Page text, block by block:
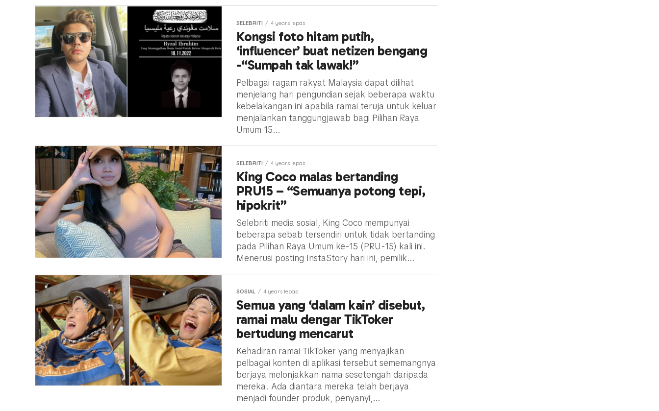
SELEBRITI 4 years lepas
Kongsi foto hitam putih,
‘influencer’ buat netizen bengang
-“Sumpah tak lawak!”
Pelbagai ragam rakyat Malaysia dapat dilihat
menjelang hari pengundian sejak beberapa waktu
kebelakangan ini apabila ramai teruja untuk keluar
menjalankan tanggungjawab bagi Pilihan Raya
Umum 15...
SELEBRITI 4 years lepas
King Coco malas bertanding
PRU15 – “Semuanya potong tepi,
hipokrit”
Selebriti media sosial, King Coco mempunyai
beberapa sebab tersendiri untuk tidak bertanding
pada Pilihan Raya Umum ke-15 (PRU-15) kali ini.
Menerusi posting InstaStory hari ini, pemilik...
SOSIAL 4 years lepas
Semua yang ‘dalam kain’ disebut,
ramai malu dengar TikToker
bertudung mencarut
Kehadiran ramai TikToker yang menyajikan
pelbagai konten di aplikasi tersebut sememangnya
berjaya melonjakkan nama sesetengah daripada
mereka. Ada diantara mereka telah berjaya
menjadi founder produk, penyanyi,...